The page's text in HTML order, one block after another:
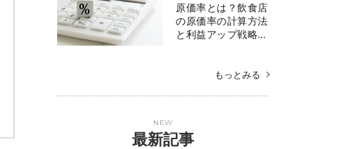
原価率とは？飲食店
の原価率の計算方法
と利益アップ戦略…
もっとみる
NEW
最新記事